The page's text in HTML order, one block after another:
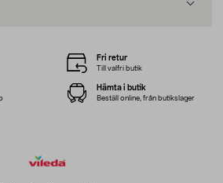
Fri retur
Till valfri butik
Hämta i butik
Beställ online, från butikslager